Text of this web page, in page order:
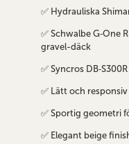
✅ Hydrauliska
✅ Schwalbe G‑One
gravel-däck
✅ Syncros
✅ Lätt och
✅ Sportig geometri
✅ Elegant beige